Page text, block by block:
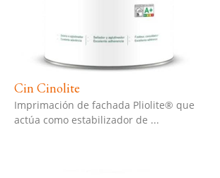
Cin Cinolite
Imprimación de fachada Pliolite® que
actúa como estabilizador de ...